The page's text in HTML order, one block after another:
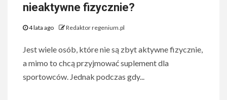
nieaktywne fizycznie?
4 lata ago Redaktor regenium.pl
Jest wiele osób, które nie są zbyt aktywne fizycznie,
a mimo to chcą przyjmować suplement dla
sportowców. Jednak podczas gdy...